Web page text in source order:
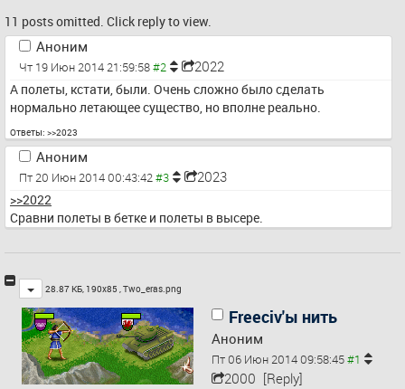
11 posts omitted. Click reply to view.
Аноним
Чт 19 Июн 2014 21:59:58 2022
А полеты, кстати, были. Очень сложно было сделать
нормально летающее существо, но вполне реально.
Ответы: >>2023
Аноним
Пт 20 Июн 2014 00:43:42 2023
>>2022
Сравни полеты в бетке и полеты в высере.
Toggle
28.87 КБ, 190x85 , Two_eras.png
Freeciv'ы нить
Аноним
Пт 06 Июн 2014 09:58:45
2000 [Reply]